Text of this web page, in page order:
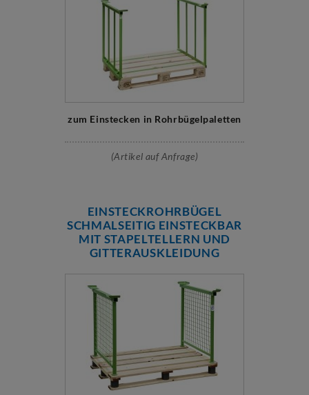
zum Einstecken in Rohrbügelpaletten
(Artikel auf Anfrage)
EINSTECKROHRBÜGEL
SCHMALSEITIG EINSTECKBAR
MIT STAPELTELLERN UND
GITTERAUSKLEIDUNG